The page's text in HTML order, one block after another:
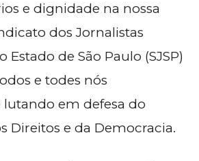
e dignidade na nossa
dos Jornalistas
Estado de São Paulo (SJSP)
e todes nós
em defesa do
Direitos e da Democracia.